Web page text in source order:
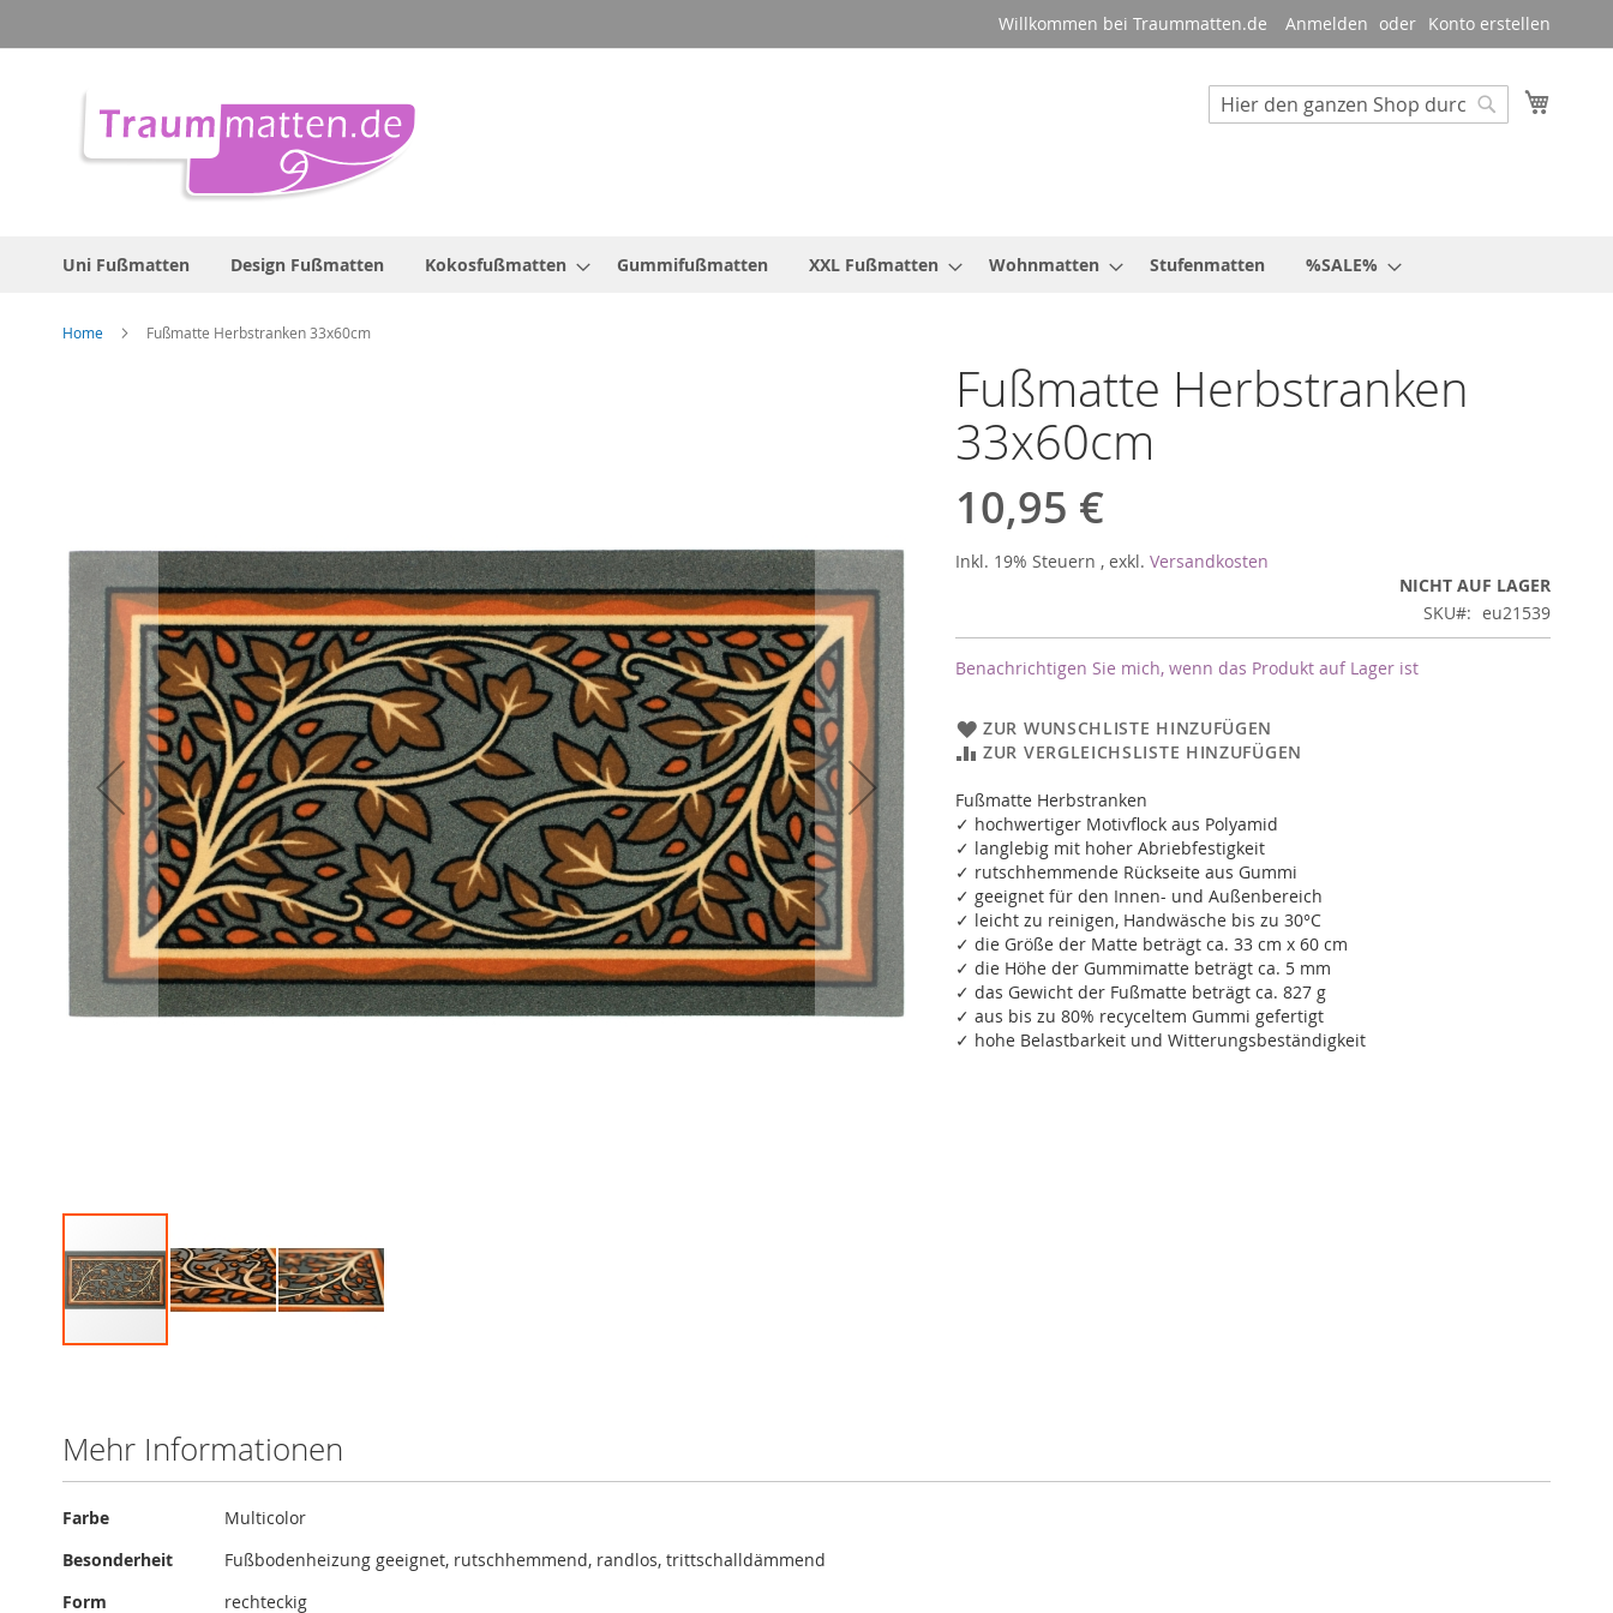
zum
Willkommen bei Traummatten.de Anmelden Konto erstellen
Suche
Uni Fußmatten Design Fußmatten Kokosfußmatten Gummifußmatten XXL Fußmatten Wohnmatten Stufenmatten %SALE%
Home Fußmatte Herbstranken 33x60cm
Fußmatte Herbstranken
33x60cm
10,95 €
Inkl. 19% Steuern , exkl. Versandkosten
NICHT AUF LAGER
SKU
eu21539
Benachrichtigen Sie mich, wenn das Produkt auf Lager ist
ZUR WUNSCHLISTE HINZUFÜGEN
ZUR VERGLEICHSLISTE HINZUFÜGEN
Fußmatte Herbstranken
✓ hochwertiger Motivflock aus Polyamid
✓ langlebig mit hoher Abriebfestigkeit
✓ rutschhemmende Rückseite aus Gummi
✓ geeignet für den Innen- und Außenbereich
✓ leicht zu reinigen, Handwäsche bis zu 30°C
✓ die Größe der Matte beträgt ca. 33 cm x 60 cm
✓ die Höhe der Gummimatte beträgt ca. 5 mm
✓ das Gewicht der Fußmatte beträgt ca. 827 g
✓ aus bis zu 80% recyceltem Gummi gefertigt
✓ hohe Belastbarkeit und Witterungsbeständigkeit
springen
Mehr Informationen
Mehr
Farbe
Multicolor
Besonderheit
Fußbodenheizung geeignet, rutschhemmend, randlos, trittschalldämmend
Form
rechteckig